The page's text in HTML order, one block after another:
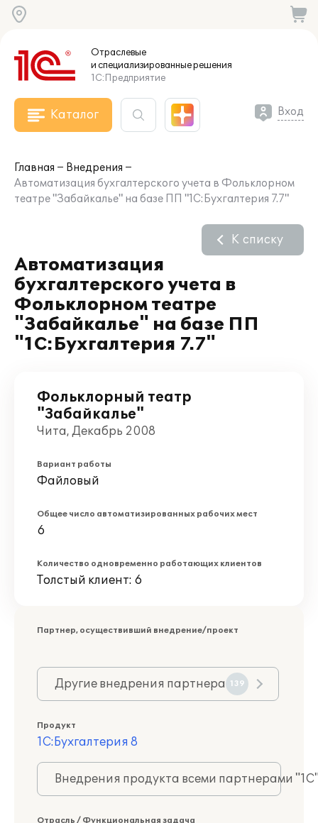
Отраслевые
и специализированныерешения
1С:Предприятие
Каталог Вход
Главная
Внедрения
Автоматизация бухгалтерского учета в Фольклорном
театре "Забайкалье" на базе ПП "1С:Бухгалтерия 7.7"
Автоматизация
бухгалтерского учета в
Фольклорном театре
"Забайкалье" на базе ПП
"1С:Бухгалтерия 7.7"
К списку
Фольклорный театр
"Забайкалье"
Чита, Декабрь 2008
Вариант работы
Файловый
Общее число автоматизированных рабочих мест
6
Количество одновременно работающих клиентов
Толстый клиент: 6
Партнер, осуществивший внедрение/проект
Другие внедрения партнера 139
Продукт
1С:Бухгалтерия 8
Внедрения продукта всеми партнерами
Отрасль / Функциональная задача